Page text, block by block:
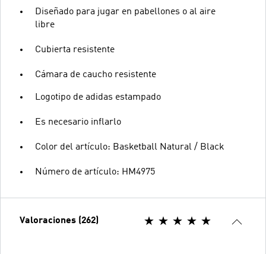
Diseñado para jugar en pabellones o al aire
libre
Cubierta resistente
Cámara de caucho resistente
Logotipo de adidas estampado
Es necesario inflarlo
Color del artículo: Basketball Natural / Black
Número de artículo: HM4975
Valoraciones (262)